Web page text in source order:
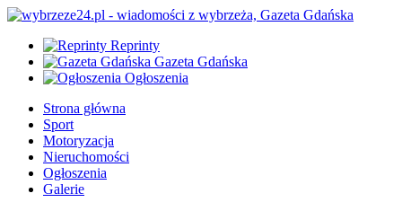
Reprinty
Gazeta Gdańska
Ogłoszenia
Strona główna
Sport
Motoryzacja
Nieruchomości
Ogłoszenia
Galerie